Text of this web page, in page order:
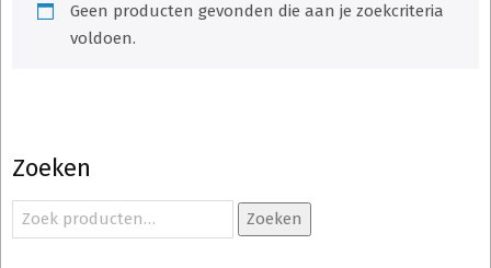
Geen producten gevonden die aan je zoekcriteria
voldoen.
Zoeken
Zoeken
naar:
Zoeken